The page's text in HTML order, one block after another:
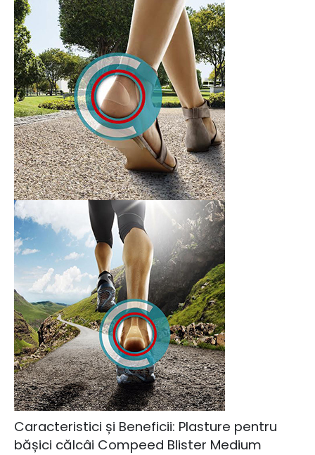
Caracteristici și Beneficii: Plasture pentru
bășici călcâi Compeed Blister Medium